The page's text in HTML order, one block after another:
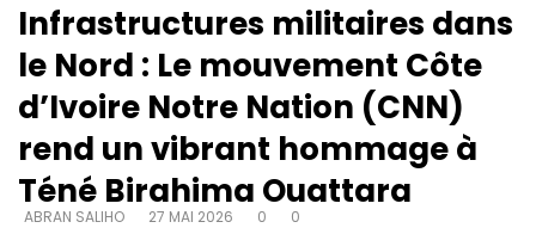
Infrastructures militaires dans
le Nord : Le mouvement Côte
d’Ivoire Notre Nation (CNN)
rend un vibrant hommage à
Téné Birahima Ouattara
ABRAN SALIHO 27 MAI 2026 0 0